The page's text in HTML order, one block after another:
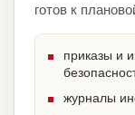
готов к
приказы и
журналы